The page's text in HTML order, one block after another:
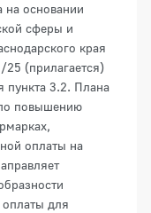
на основании
сферы и
края
(прилагается)
пункта 3.2. Плана
повышению
оплаты на
для